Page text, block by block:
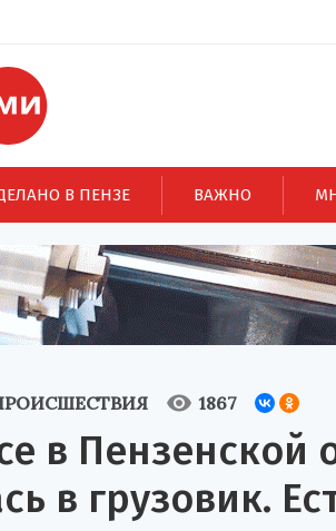
В ПЕНЗЕ ВАЖНО
1867
в Пензенской
в грузовик.